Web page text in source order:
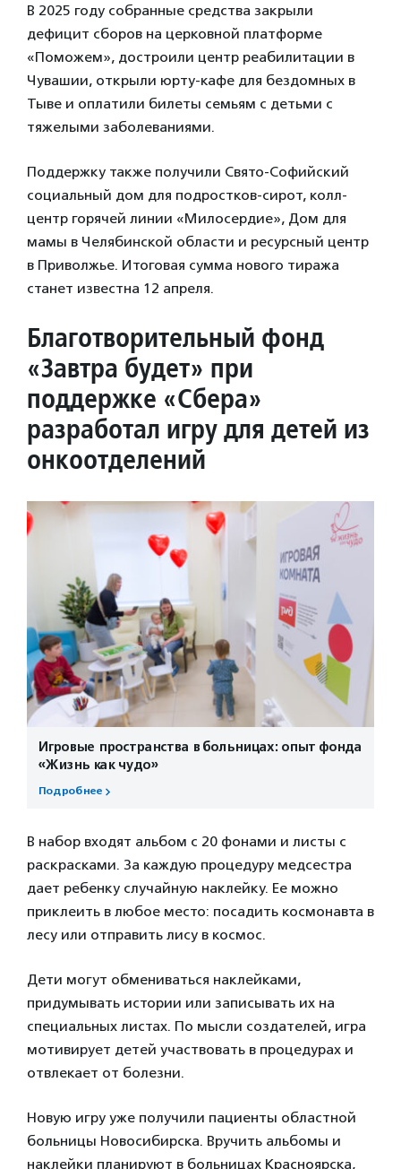
В 2025 году собранные средства закрыли
дефицит сборов на церковной платформе
«Поможем», достроили центр реабилитации в
Чувашии, открыли юрту-кафе для бездомных в
Тыве и оплатили билеты семьям с детьми с
тяжелыми заболеваниями.
Поддержку также получили Свято-Софийский
социальный дом для подростков-сирот, колл-
центр горячей линии «Милосердие», Дом для
мамы в Челябинской области и ресурсный центр
в Приволжье. Итоговая сумма нового тиража
станет известна 12 апреля.
Благотворительный фонд
«Завтра будет» при
поддержке «Сбера»
разработал игру для детей из
онкоотделений
Игровые пространства в больницах: опыт фонда
«Жизнь как чудо»
Подробнее
В набор входят альбом с 20 фонами и листы с
раскрасками. За каждую процедуру медсестра
дает ребенку случайную наклейку. Ее можно
приклеить в любое место: посадить космонавта в
лесу или отправить лису в космос.
Дети могут обмениваться наклейками,
придумывать истории или записывать их на
специальных листах. По мысли создателей, игра
мотивирует детей участвовать в процедурах и
отвлекает от болезни.
Новую игру уже получили пациенты областной
больницы Новосибирска. Вручить альбомы и
наклейки планируют в больницах Красноярска,